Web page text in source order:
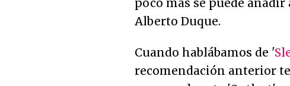
poco más se puede
Alberto Duque.
Cuando hablábamos de '
recomendación anterior